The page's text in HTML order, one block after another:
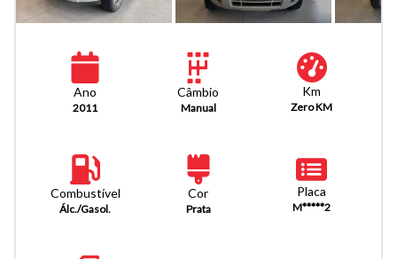
Ano
2011
Câmbio
Manual
Km
Zero KM
Combustível
Álc./Gasol.
Cor
Prata
Placa
M*****2